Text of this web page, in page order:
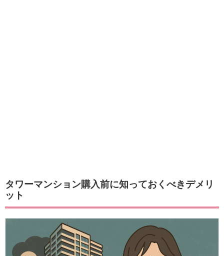
タワーマンション購入前に知っておくべきデメリ
ット